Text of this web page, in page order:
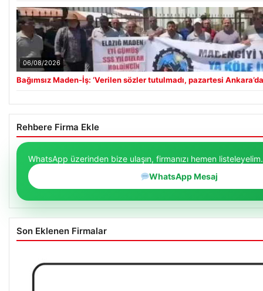
06/08/2026
Bağımsız Maden-İş: ‘Verilen sözler tutulmadı, pazartesi
Rehbere Firma Ekle
WhatsApp üzerinden bize ulaşın, firmanızı hemen listeleyelim.
WhatsApp Mesaj
Son Eklenen Firmalar